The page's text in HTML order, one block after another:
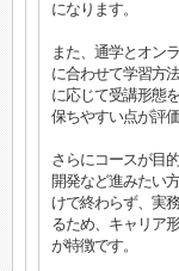
になります。
また、通学とオン
に合わせて学習方
に応じて受講形態
保ちやすい点が評
さらにコースが目
開発など進みたい
けで終わらず、実
るため、キャリア
が特徴です。